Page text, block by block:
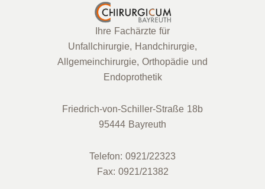
Ihre Fachärzte für
Unfallchirurgie, Handchirurgie,
Allgemeinchirurgie, Orthopädie und
Endoprothetik
Friedrich-von-Schiller-Straße 18b
95444 Bayreuth
Telefon: 0921/22323
Fax: 0921/21382